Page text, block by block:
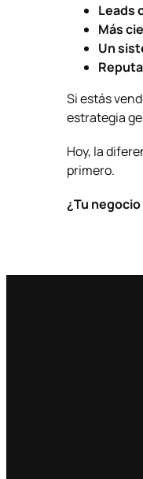
Leads
Más
Un
Si estás
estrategia
Hoy, la
primero.
¿Tu